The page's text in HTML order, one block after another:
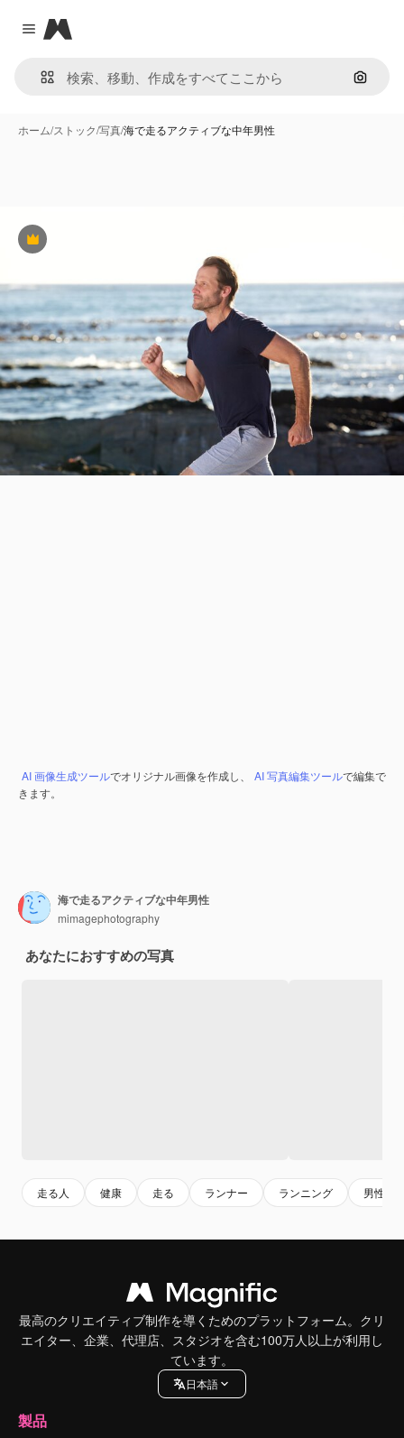
Close menu
Magnific
画像で
ホーム/ストック/写真/海で走るアクティブな中年男性
Premium
AI 画像生成ツールでオリジナル画像を作成し、 AI 写真編集ツールで編集で
きます。
海で走るアクティブな中年男性
mimagephotography
あなたにおすすめの写真
走る人 健康 走る ランナー ランニング 男性
最高のクリエイティブ制作を導くためのプラットフォーム。クリ
エイター、企業、代理店、スタジオを含む100万人以上が利用し
ています。
日本語
製品